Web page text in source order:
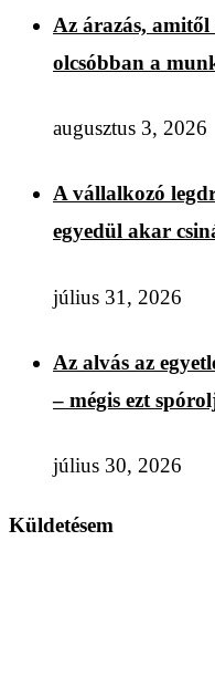
Az árazás,
olcsóbban a
augusztus 3, 2026
A vállalkozó
egyedül akar
július 31, 2026
Az alvás az
– mégis ezt
július 30, 2026
Küldetésem